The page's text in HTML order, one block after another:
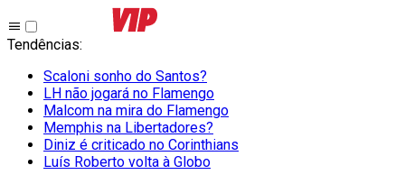
Tendências:
Scaloni sonho do Santos?
LH não jogará no Flamengo
Malcom na mira do Flamengo
Memphis na Libertadores?
Diniz é criticado no Corinthians
Luís Roberto volta à Globo